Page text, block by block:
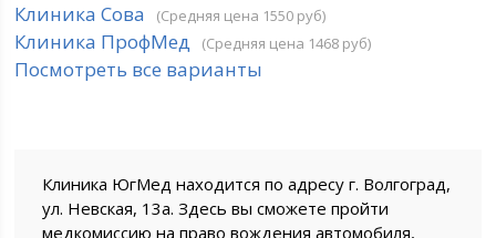
Клиника Сова (Средняя цена 1550 руб)
Клиника ПрофМед (Средняя цена 1468 руб)
Посмотреть все варианты
Клиника ЮгМед находится по адресу г. Волгоград,
ул. Невская, 13а. Здесь вы сможете пройти
медкомиссию на право вождения автомобиля,